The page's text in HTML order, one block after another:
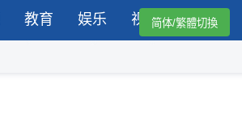
教育 娱乐 视频简体/繁體切換